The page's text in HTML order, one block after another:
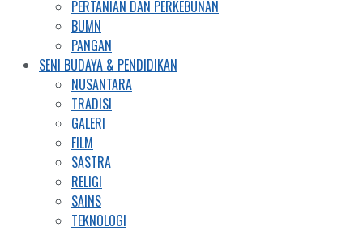
PERTANIAN DAN PERKEBUNAN
BUMN
PANGAN
SENI BUDAYA & PENDIDIKAN
NUSANTARA
TRADISI
GALERI
FILM
SASTRA
RELIGI
SAINS
TEKNOLOGI